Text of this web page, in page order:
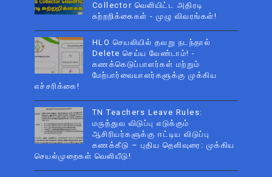
Collector வெளியிட்ட அதிரடி
சுற்றறிக்கைகள் - முழு விவரங்கள்!
HLO செயலியில் தவறு நடந்தால்
Delete செய்ய வேண்டாம்! -
கணக்கெடுப்பாளர்கள் மற்றும்
மேற்பார்வையாளர்களுக்கு முக்கிய
எச்சரிக்கை!
TN Teachers Leave Rules:
மருத்துவ விடுப்பு எடுக்கும்
ஆசிரியர்களுக்கு ஈட்டிய விடுப்பு
கணக்கீடு – புதிய தெளிவுரை: முக்கிய
செயல்முறைகள் வெளியீடு!